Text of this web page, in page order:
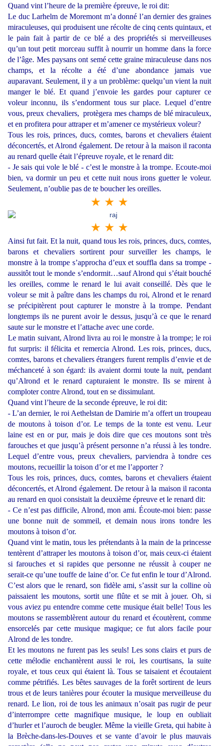
Quand vint l’heure de la première épreuve, le roi dit:
Le duc Larhelm de Moremont m’a donné l’an dernier des graines
miraculeuses, qui produisent une récolte de cinq cents quintaux, et
le pain fait à partir de ce blé a des propriétés si merveilleuses
qu’un tout petit morceau suffit à nourrir un homme dans la force
de l’âge. Mes paysans ont semé cette graine miraculeuse dans nos
champs, et la récolte a été d’une abondance jamais vue
auparavant. Seulement, il y a un problème: quelqu’un vient la nuit
manger le blé. Et quand j’envoie les gardes pour capturer ce
voleur inconnu, ils s’endorment tous sur place. Lequel d’entre
vous, preux chevaliers, protègera mes champs de blé miraculeux,
et en profitera pour attraper et m’amener ce mystérieux voleur?
Tous les rois, princes, ducs, comtes, barons et chevaliers étaient
déconcertés, et Alrond également. De retour à la maison il raconta
au renard quelle était l’épreuve royale, et le renard dit:
- Je sais qui vole le blé - c’est le monstre à la trompe. Ecoute-moi
bien, va dormir un peu et cette nuit nous irons guetter le voleur.
Seulement, n’oublie pas de te boucher les oreilles.
★ ★ ★
★ ★ ★
Ainsi fut fait. Et la nuit, quand tous les rois, princes, ducs, comtes,
barons et chevaliers sortirent pour surveiller les champs, le
monstre à la trompe s’approcha d’eux et souffla dans sa trompe -
aussitôt tout le monde s’endormit…sauf Alrond qui s’était bouché
les oreilles, comme le renard le lui avait conseillé. Dès que le
voleur se mit à paître dans les champs du roi, Alrond et le renard
se précipitèrent pout capturer le monstre à la trompe. Pendant
longtemps ils ne purent avoir le dessus, jusqu’à ce que le renard
saute sur le monstre et l’attache avec une corde.
Le matin suivant, Alrond livra au roi le monstre à la trompe; le roi
fut surpris: il félicita et remercia Alrond. Les rois, princes, ducs,
comtes, barons et chevaliers étrangers furent remplis d’envie et de
méchanceté à son égard: ils avaient dormi toute la nuit, pendant
qu’Alrond et le renard capturaient le monstre. Ils se mirent à
comploter contre Alrond, tout en se dissimulant.
Quand vint l’heure de la seconde épreuve, le roi dit:
- L’an dernier, le roi Aethelstan de Damirie m’a offert un troupeau
de moutons à toison d’or. Le temps de la tonte est venu. Leur
laine est en or pur, mais je dois dire que ces moutons sont très
farouches et que jusqu’à présent personne n’a réussi à les tondre.
Lequel d’entre vous, preux chevaliers, parviendra à tondre ces
moutons, recueillir la toison d’or et me l’apporter ?
Tous les rois, princes, ducs, comtes, barons et chevaliers étaient
déconcertés, et Alrond également. De retour à la maison il raconta
au renard en quoi consistait la deuxième épreuve et le renard dit:
- Ce n’est pas difficile, Alrond, mon ami. Écoute-moi bien: passe
une bonne nuit de sommeil, et demain nous irons tondre les
moutons à toison d’or.
Quand vint le matin, tous les prétendants à la main de la princesse
tentèrent d’attraper les moutons à toison d’or, mais ceux-ci étaient
si farouches et si rapides que personne ne réussit à couper ne
serait-ce qu’une touffe de laine d’or. Ce fut enfin le tour d’Alrond.
C’est alors que le renard, son fidèle ami, s’assit sur la colline où
paissaient les moutons, sortit une flûte et se mit à jouer. Oh, si
vous aviez pu entendre comme cette musique était belle! Tous les
moutons se rassemblèrent autour du renard et écoutèrent, comme
ensorcelés par cette musique magique; ce fut alors facile pour
Alrond de les tondre.
Et les moutons ne furent pas les seuls! Les sons clairs et purs de
cette mélodie enchantèrent aussi le roi, les courtisans, la suite
royale, et tous ceux qui étaient là. Tous se taisaient et écoutaient
comme pétrifiés. Les bêtes sauvages de la forêt sortirent de leurs
trous et de leurs tanières pour écouter la musique merveilleuse du
renard. Le lion, roi de tous les animaux n’osait pas rugir de peur
d’interrompre cette magnifique musique, le loup en oubliait
d’hurler et l’auroch de beugler. Même la vieille Greta, qui habite à
la Brèche-dans-les-Douves et se vante d’avoir le plus mauvais